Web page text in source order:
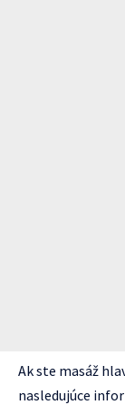
Ak ste masáž
nasledujúce